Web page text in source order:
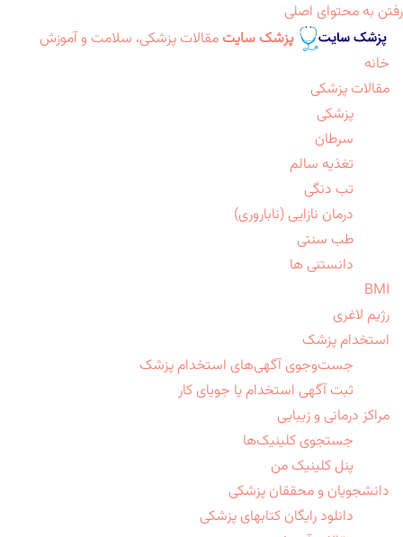
رفتن به محتوای اصلی
پزشک سایت مقالات پزشکی، سلامت و آموزش
خانه
مقالات پزشکی
پزشکی
سرطان
تغذیه سالم
تب دنگی
درمان نازایی (ناباروری)
طب سنتی
دانستنی ها
BMI
رژیم لاغری
استخدام پزشک
جست‌وجوی آگهی‌های استخدام پزشک
ثبت آگهی استخدام یا جویای کار
مراکز درمانی و زیبایی
جستجوی کلینیک‌ها
پنل کلینیک من
دانشجویان و محققان پزشکی
دانلود رایگان کتابهای پزشکی